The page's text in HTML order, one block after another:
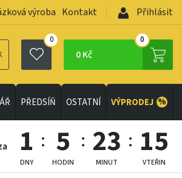
výroba Kontakt Přihlásit
0
0 Kč
0
PŘEDSÍŇ OSTATNÍ VÝPRODEJ %
1
DNY
5
HODIN
23
MINUT
13
VTEŘIN